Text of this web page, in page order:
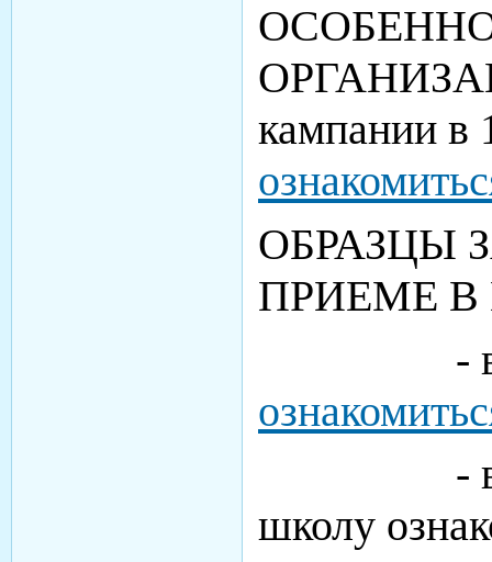
кампании в
ОБРАЗЦЫ
ПРИЕМЕ
- в
- в
школу